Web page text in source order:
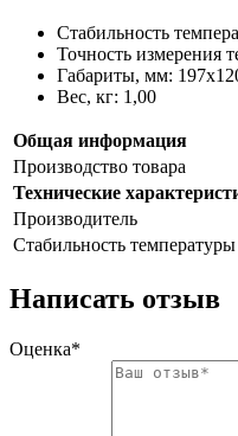
Стабильность
Точность измерения
Габариты, мм:
Вес, кг: 1,00
Общая информация
Производство товара
Технические
Производитель
Стабильность температуры
Написать отзыв
Оценка*